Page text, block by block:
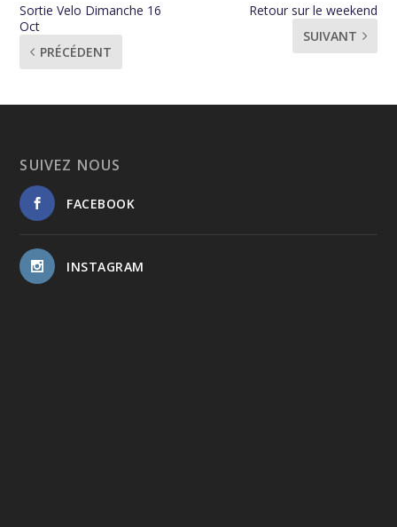
Sortie Velo Dimanche 16
Oct
PRÉCÉDENT
Retour sur le weekend
SUIVANT
SUIVEZ NOUS
FACEBOOK
INSTAGRAM